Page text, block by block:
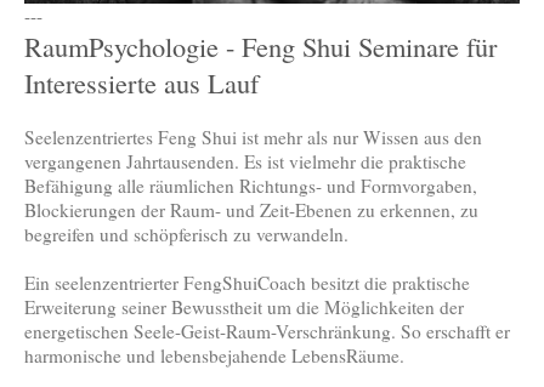
---
RaumPsychologie - Feng Shui Seminare für
Interessierte aus Lauf
Seelenzentriertes Feng Shui ist mehr als nur Wissen aus den
vergangenen Jahrtausenden. Es ist vielmehr die praktische
Befähigung alle räumlichen Richtungs- und Formvorgaben,
Blockierungen der Raum- und Zeit-Ebenen zu erkennen, zu
begreifen und schöpferisch zu verwandeln.
Ein seelenzentrierter FengShuiCoach besitzt die praktische
Erweiterung seiner Bewusstheit um die Möglichkeiten der
energetischen Seele-Geist-Raum-Verschränkung. So erschafft er
harmonische und lebensbejahende LebensRäume.